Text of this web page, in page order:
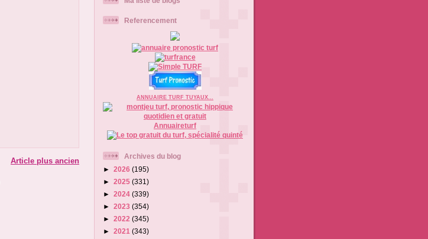
Article plus ancien
Referencement
ANNUAIRE TURF TUYAUX...
Annuaireturf
Archives du blog
► 2026 (195)
► 2025 (331)
► 2024 (339)
► 2023 (354)
► 2022 (345)
► 2021 (343)